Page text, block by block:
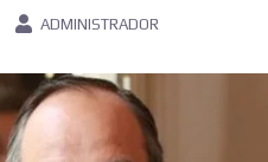
ADMINISTRADOR